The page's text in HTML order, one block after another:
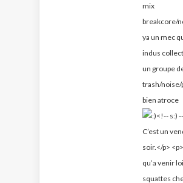
mix
breakcore/
ya un mec
indus
un groupe
trash/noise/
bien atroce